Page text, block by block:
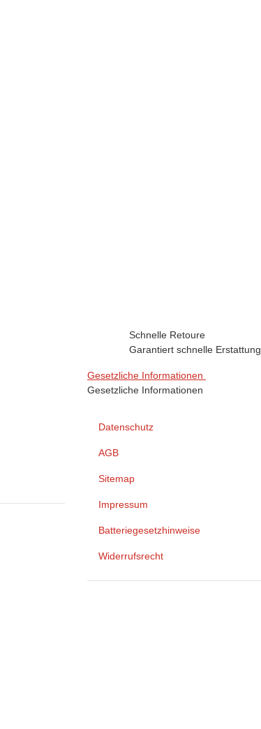
Schnelle Retoure
Garantiert schnelle Erstattung
Gesetzliche Informationen
Gesetzliche Informationen
Datenschutz
AGB
Sitemap
Impressum
Batteriegesetzhinweise
Widerrufsrecht